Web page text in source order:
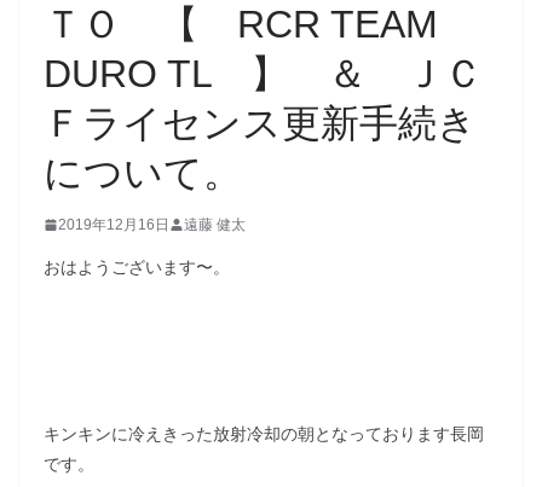
ＴＯ 【 RCR TEAM
DURO TL 】 ＆ ＪＣ
Ｆライセンス更新手続き
について。
2019年12月16日 遠藤 健太
おはようございます〜。
キンキンに冷えきった放射冷却の朝となっております長岡
です。